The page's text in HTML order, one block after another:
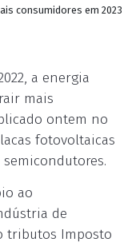
consumidores em 2023
a energia
mais
ontem no
fotovoltaicas
ao
de
tributos Imposto